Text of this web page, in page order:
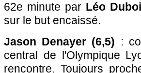
62e minute parLéo
sur le but encaissé.
Jason Denayer (6,5) :
central de l'Olympique
rencontre. Toujours